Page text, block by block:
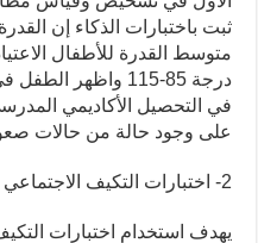
ثبت باختبارات الذكاء إن
متوسط القدرة للأطفال
درجة 85-115
في التحصيل الأكاديمي
على وجود حالة من حالات
2- اختبارات التكيف الاجتماعي :
يهدف استخدام اختبارات